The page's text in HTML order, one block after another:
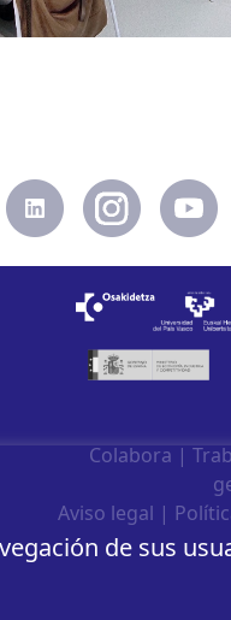
de sus
Colabora |
Aviso legal |